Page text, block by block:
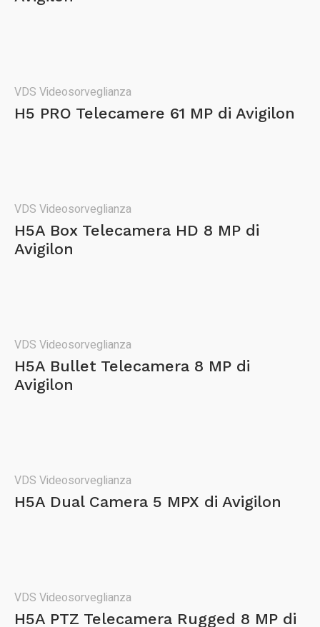
VDS Videosorveglianza
H5 PRO Telecamere 61 MP di Avigilon
VDS Videosorveglianza
H5A Box Telecamera HD 8 MP di
Avigilon
VDS Videosorveglianza
H5A Bullet Telecamera 8 MP di
Avigilon
VDS Videosorveglianza
H5A Dual Camera 5 MPX di Avigilon
VDS Videosorveglianza
H5A PTZ Telecamera Rugged 8 MP di